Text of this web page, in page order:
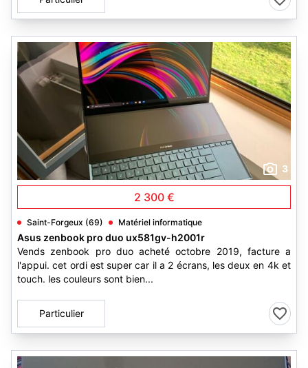
3
2 300 €
Saint-Forgeux (69) Matériel informatique
Asus zenbook pro duo ux581gv-h2001r
Vends zenbook pro duo acheté octobre 2019, facture a
l'appui. cet ordi est super car il a 2 écrans, les deux en 4k et
touch. les couleurs sont bien...
Particulier